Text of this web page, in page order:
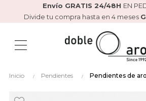
Envío GRATIS 24/48H EN
Divide tu compra hasta en 4 meses
Inicio Pendientes Pendientes de